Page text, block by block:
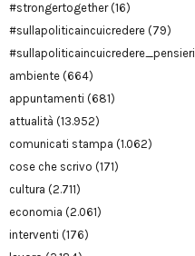
#strongertogether(16)
#sullapoliticaincuicredere (79)
#sullapoliticaincuicredere_pensieri
ambiente (664)
appuntamenti (681)
attualità (13.952)
comunicati stampa (1.062)
cose che scrivo (171)
cultura (2.711)
economia (2.061)
interventi (176)